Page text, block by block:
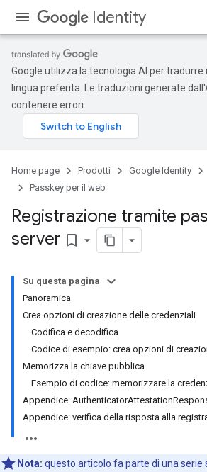
Identity
Google utilizza la tecnologia AI per tradurre
lingua preferita. Le traduzioni generate
contenere errori.
Home page Prodotti Google Identity
Passkey per il web
Registrazione tramite
server bookmark_border
Su questa pagina
Panoramica
Crea opzioni di creazione delle credenziali
Codifica e decodifica
Codice di esempio: crea opzioni di
Memorizza la chiave pubblica
Esempio di codice: memorizzare la
Appendice:
Appendice: verifica della risposta alla
Nota: questo articolo fa parte di una